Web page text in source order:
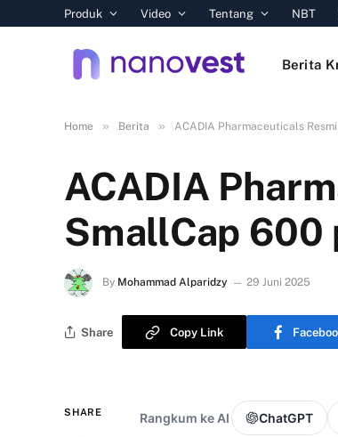
Produk Video Tentang NBT
Berita
Home » Berita » ACADIA Pharmaceuticals
ACADIA
SmallCap 600
By Mohammad Alparidzy 29 Juni 2025
Share Copy Link
SHARE Rangkum ke AI ChatGPT